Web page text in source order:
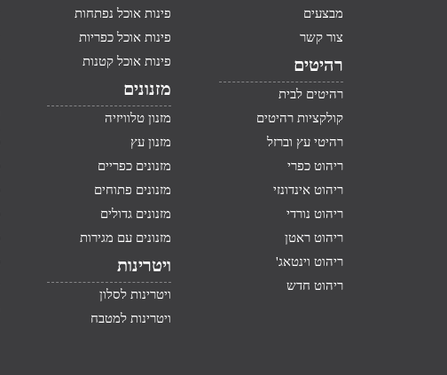
מבצעים
צור קשר
רהיטים
רהיטים לבית
קולקציות רהיטים
רהיטי עץ וברזל
ריהוט כפרי
ריהוט אינדונזי
ריהוט נורדי
ריהוט ראטן
ריהוט וינטאג'
ריהוט חדש
פינות אוכל נפתחות
פינות אוכל כפריות
פינות אוכל קטנות
מזנונים
מזנון טלוויזיה
מזנון עץ
מזנונים כפריים
מזנונים פתוחים
מזנונים גדולים
מזנונים עם מגירות
ויטרינות
ויטרינות לסלון
ויטרינות למטבח